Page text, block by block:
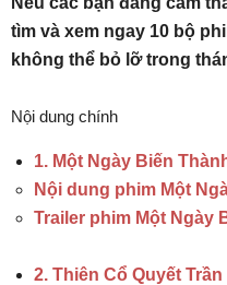
tìm và xem ngay 10 bộ
không thể bỏ lỡ trong
Nội dung chính
1. Một Ngày Biến
Nội dung phim Một
Trailer phim Một Ngày
2. Thiên Cổ Quyết Trần